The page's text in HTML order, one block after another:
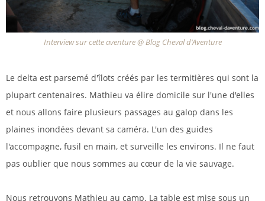
Interview sur cette aventure @ Blog Cheval d'Aventure
Le delta est parsemé d'îlots créés par les termitières qui sont la
plupart centenaires. Mathieu va élire domicile sur l'une d'elles
et nous allons faire plusieurs passages au galop dans les
plaines inondées devant sa caméra. L'un des guides
l'accompagne, fusil en main, et surveille les environs. Il ne faut
pas oublier que nous sommes au cœur de la vie sauvage.
Nous retrouvons Mathieu au camp. La table est mise sous un